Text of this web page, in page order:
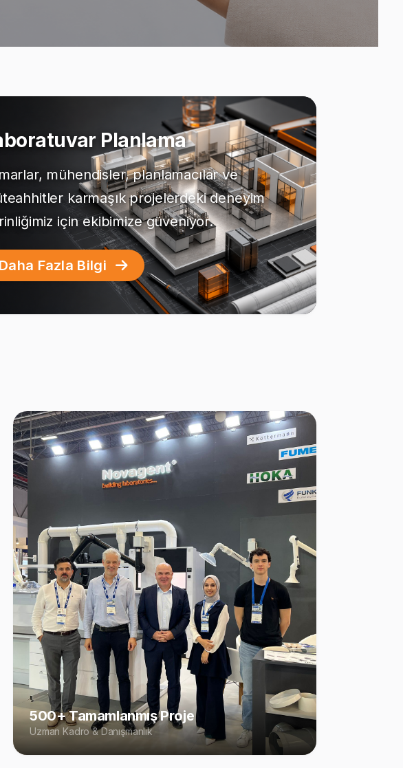
Planlama
mühendisler, planlamacılar ve
karmaşık projelerdeki deneyim
için ekibimize güveniyor.
Daha Fazla Bilgi
500+ Tamamlanmış Proje
Uzman Kadro & Danışmanlık